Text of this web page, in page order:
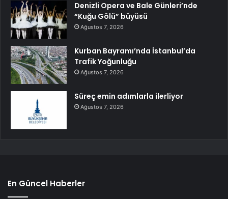
Denizli Opera ve Bale Günleri’nde
“Kuğu Gölü” büyüsü
Ağustos 7, 2026
Kurban Bayramı’nda İstanbul’da
Trafik Yoğunluğu
Ağustos 7, 2026
Süreç emin adımlarla ilerliyor
Ağustos 7, 2026
En Güncel Haberler